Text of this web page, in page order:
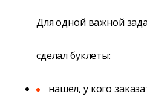
Для одной важной
сделал буклеты:
нашел, у кого